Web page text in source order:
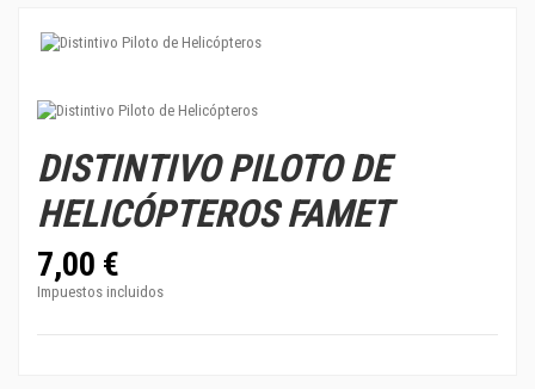
DISTINTIVO PILOTO DE
HELICÓPTEROS FAMET
7,00 €
Impuestos incluidos